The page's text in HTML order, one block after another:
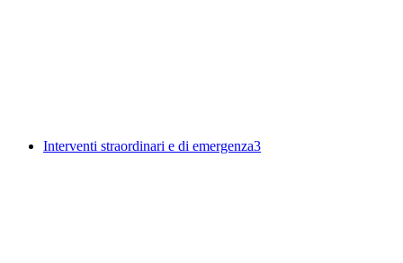
Interventi straordinari e di emergenza3